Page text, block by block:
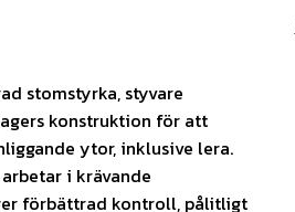
stomstyrka, styvare
konstruktion för att
ytor, inklusive lera.
i krävande
förbättrad kontroll, pålitligt